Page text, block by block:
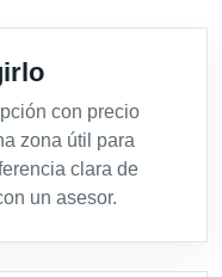
con precio
zona útil para
clara de
un asesor.